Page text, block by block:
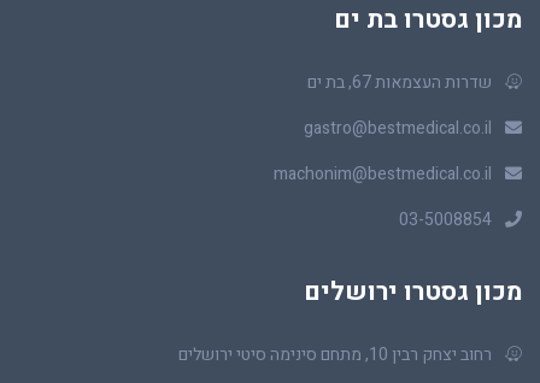
מכון גסטרו בת ים
שדרות העצמאות 67, בת ים
gastro@bestmedical.co.il
machonim@bestmedical.co.il
03-5008854
מכון גסטרו ירושלים
רחוב יצחק רבין 10, מתחם סינימה סיטי ירושלים